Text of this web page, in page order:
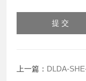
上一篇： DLDA-